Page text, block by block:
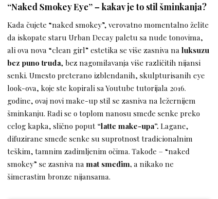
“Naked Smokey Eye” – kakav je to stil šminkanja?
Kada čujete “naked smokey”, verovatno momentalno želite
da iskopate staru Urban Decay paletu sa nude tonovima,
ali ova nova “clean girl” estetika se više zasniva naluksuzu
bez puno truda, bez nagomilavanja više različitih nijansi
senki. Umesto preterano izblendanih, skulpturisanih eye
look-ova, koje ste kopirali sa Youtube tutorijala 2016.
godine, ovaj novi make-up stil se zasniva na ležernijem
šminkanju. Radi se o toplom nanosu smeđe senke preko
celog kapka, slično poput “latte make-upa”.Lagane,
difuzirane smeđe senke su suprotnost tradicionalnim
teškim, tamnim zadimljenim očima. Takođe – “naked
smokey” se zasniva namat smeđim,a nikako ne
šimerastim bronze nijansama.